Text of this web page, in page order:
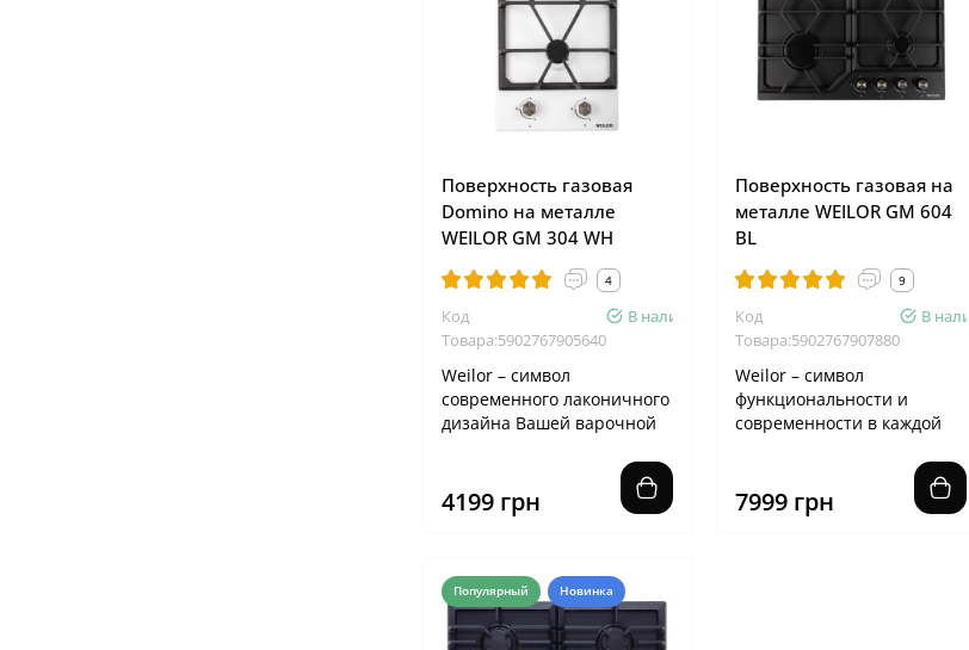
Поверхность газовая
Domino на металле
WEILOR GM 304 WH
4
Код
Товара:5902767905640
В наличии
Weilor – символ
современного лаконичного
дизайна Вашей варочной
4199 грн
Поверхность газовая на
металле WEILOR GM 604
BL
9
Код
Товара:5902767907880
В
Weilor – символ
функциональности и
современности в каждой
решеток варочной по..
7999 грн
Популярный Новинка